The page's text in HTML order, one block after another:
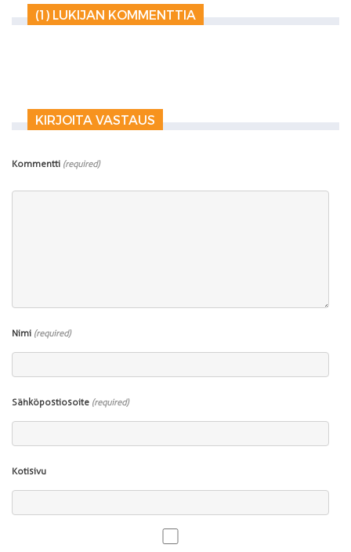
(1) LUKIJAN KOMMENTTIA
KIRJOITA VASTAUS
Kommentti (required)
Nimi (required)
Sähköpostiosoite (required)
Kotisivu